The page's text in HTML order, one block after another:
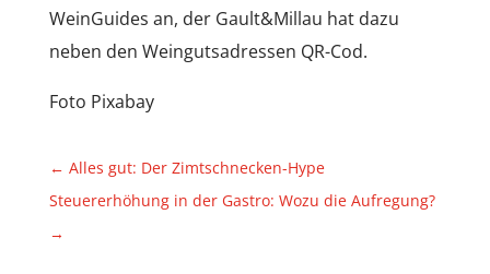
WeinGuides an, der Gault&Millau hat dazu
neben den Weingutsadressen QR-Cod.
Foto Pixabay
← Alles gut: Der Zimtschnecken-Hype
Steuererhöhung in der Gastro: Wozu die Aufregung?
→